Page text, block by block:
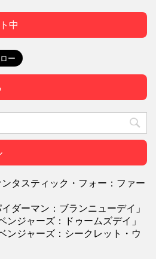
中
タスティック・フォー：ファー
ダーマン：ブランニューデイ」
ジャーズ：ドゥームズデイ」
ンジャーズ：シークレット・ウ